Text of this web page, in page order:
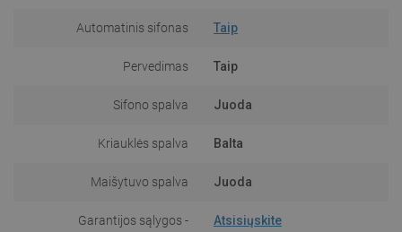
Automatinis sifonas Taip
Pervedimas Taip
Sifono spalva Juoda
Kriauklės spalva Balta
Maišytuvo spalva Juoda
Garantijos sąlygos -
Atsisiųskite